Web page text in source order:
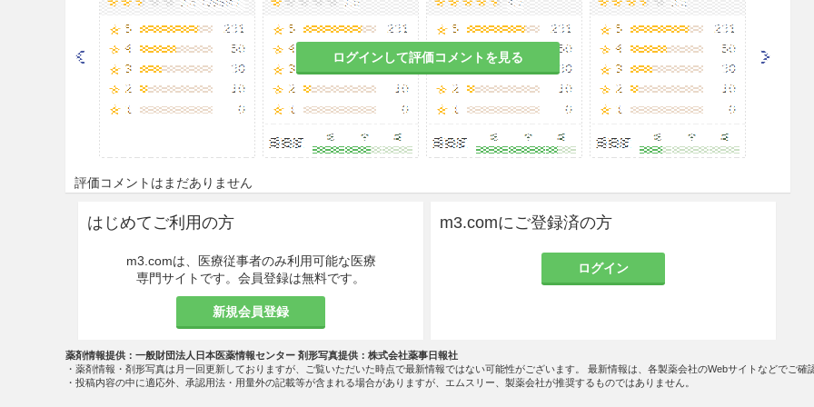
ログインして評価コメントを見る
評価コメントはまだありません
はじめてご利用の方
m3.comは、医療従事者のみ利用可能な医療
専門サイトです。会員登録は無料です。
新規会員登録
m3.comにご登録済の方
ログイン
薬剤情報提供：一般財団法人日本医薬情報センター 剤形写真提供：株式会社薬事日報社
・薬剤情報・剤形写真は月一回更新しておりますが、ご覧いただいた時点で最新情報ではない可能性がございます。 最新情報は、各製薬会社のWebサイトなどでご確
・投稿内容の中に適応外、承認用法・用量外の記載等が含まれる場合がありますが、エムスリー、製薬会社が推奨するものではありません。